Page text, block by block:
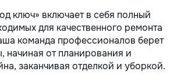
ключ» включает в себя полный
для качественного ремонта
команда профессионалов берет
начиная от планирования и
заканчивая отделкой и уборкой.